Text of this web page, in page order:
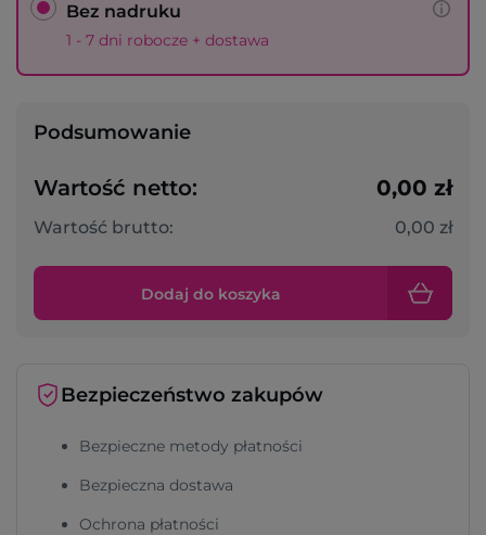
Bez nadruku
1 - 7 dni robocze + dostawa
Podsumowanie
Wartość netto: 0,00 zł
Wartość brutto: 0,00 zł
Dodaj do koszyka
Bezpieczeństwo zakupów
Bezpieczne metody płatności
Bezpieczna dostawa
Ochrona płatności